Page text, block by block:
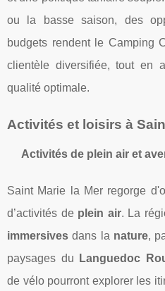
ou la basse saison, des
budgets rendent le Camping
clientèle diversifiée, tout en
qualité optimale.
Activités et loisirs à
Activités de plein air et
Saint Marie la Mer regorge
d’activités de plein air. La
immersives dans la nature,
paysages du
Languedoc
de vélo pourront explorer les